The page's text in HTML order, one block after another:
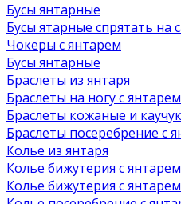
Бусы янтарные
Бусы ятарные спрятать на
Чокеры с янтарем
Бусы янтарные
Браслеты из янтаря
Браслеты на ногу с янтарем
Браслеты кожаные и
Браслеты посеребрение с
Колье из янтаря
Колье бижутерия с
Колье бижутерия с янтарем